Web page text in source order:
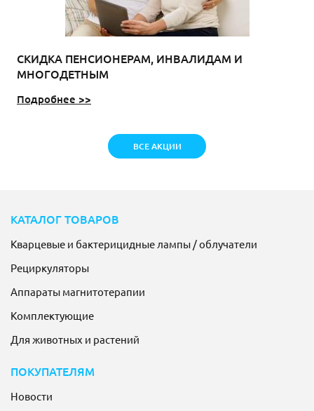
СКИДКА ПЕНСИОНЕРАМ, ИНВАЛИДАМ И
МНОГОДЕТНЫМ
Подробнее >>
ВСЕ АКЦИИ
КАТАЛОГ ТОВАРОВ
Кварцевые и бактерицидные лампы / облучатели
Рециркуляторы
Аппараты магнитотерапии
Комплектующие
Для животных и растений
ПОКУПАТЕЛЯМ
Новости